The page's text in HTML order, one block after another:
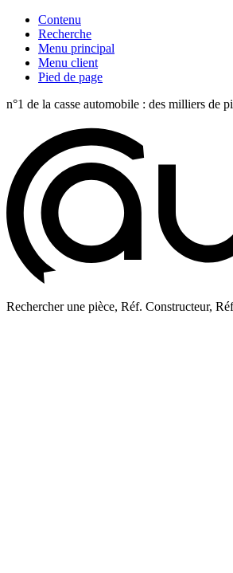
Contenu
Recherche
Menu principal
Menu client
Pied de page
n°1 de la casse automobile : des
Rechercher une pièce, Réf. Constructeur,